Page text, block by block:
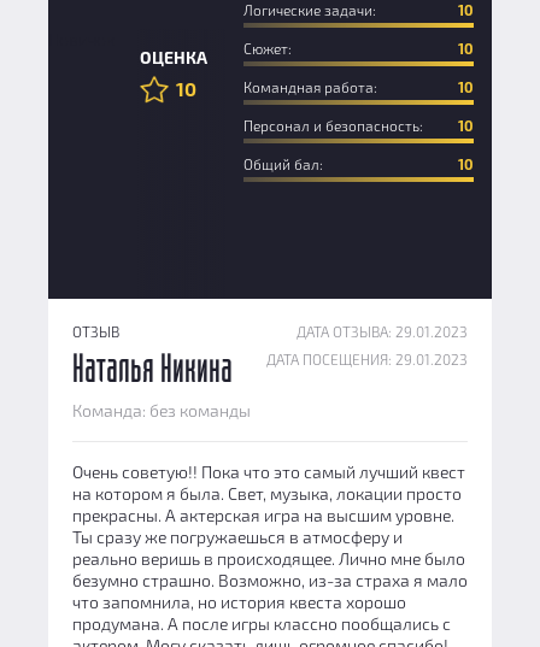
ОЦЕНКА
10
Логические задачи: 10
Сюжет: 10
Командная работа: 10
Персонал и безопасность: 10
Общий бал: 10
ОТЗЫВ
ДАТА ОТЗЫВА: 29.01.2023
ДАТА ПОСЕЩЕНИЯ: 29.01.2023
Наталья Никина
Команда: без команды
Очень советую!! Пока что это самый лучший квест
на котором я была. Свет, музыка, локации просто
прекрасны. А актерская игра на высшим уровне.
Ты сразу же погружаешься в атмосферу и
реально веришь в происходящее. Лично мне было
безумно страшно. Возможно, из-за страха я мало
что запомнила, но история квеста хорошо
продумана. А после игры классно пообщались с